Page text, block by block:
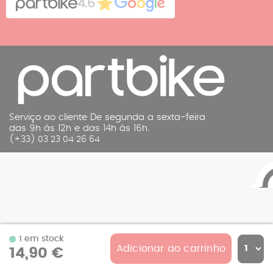
1 em stock
14,90 € Adicionar ao carrinho
Aviso legal
4.6
Serviço ao cliente De segunda a sexta-feira
das 9h às 12h e das 14h às 16h.
(+33) 03 23 04 26 64
© 2026 Partbike